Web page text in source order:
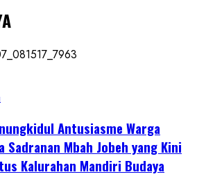
Antusiasme Warga
Sadranan Mbah Jobeh yang Kini
Kalurahan Mandiri Budaya